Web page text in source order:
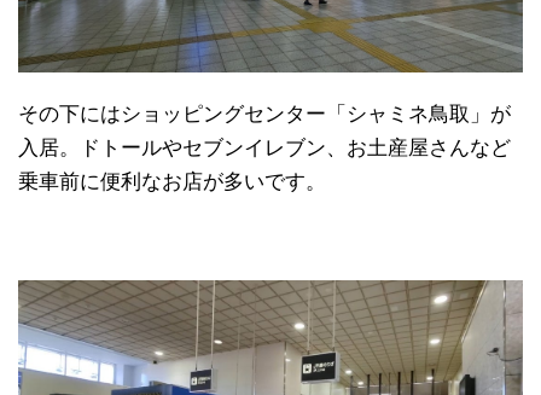
その下にはショッピングセンター「シャミネ鳥取」が
入居。ドトールやセブンイレブン、お土産屋さんなど
乗車前に便利なお店が多いです。